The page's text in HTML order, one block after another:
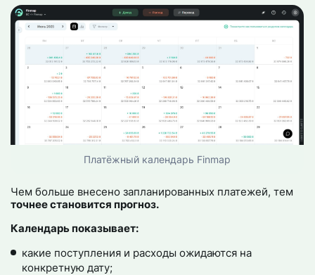
Платёжный календарь Finmap
Чем больше внесено запланированных платежей, тем
точнее становится прогноз.
Календарь показывает:
какие поступления и расходы ожидаются на
конкретную дату;